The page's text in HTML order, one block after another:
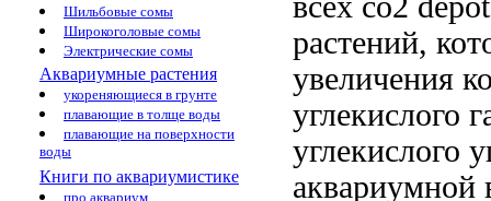
Шильбовые сомы
Широкоголовые сомы
Электрические сомы
Аквариумные растения
укореняющиеся в грунте
плавающие в толще воды
плавающие на поверхности
воды
Книги по аквариумистике
про аквариум
растений,
увеличения
углекислого
углекислого
аквариумной